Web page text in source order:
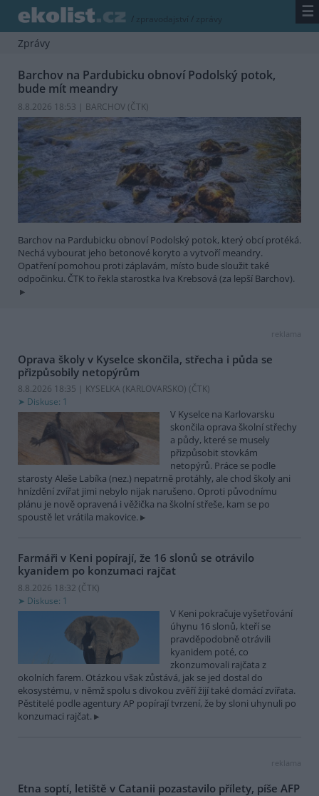
/ zpravodajství / zprávy ☰
Zprávy
Barchov na Pardubicku obnoví Podolský potok,
bude mít meandry
8.8.2026 18:53 | BARCHOV (ČTK)
Barchov na Pardubicku obnoví Podolský potok, který obcí protéká.
Nechá vybourat jeho betonové koryto a vytvoří meandry.
Opatření pomohou proti záplavám, místo bude sloužit také
odpočinku. ČTK to řekla starostka Iva Krebsová (za lepší Barchov).
reklama
Oprava školy v Kyselce skončila, střecha i půda se
přizpůsobily netopýrům
8.8.2026 18:35 | KYSELKA (KARLOVARSKO) (ČTK)
Diskuse: 1
V Kyselce na Karlovarsku
skončila oprava školní střechy
a půdy, které se musely
přizpůsobit stovkám
netopýrů. Práce se podle
starosty Aleše Labíka (nez.) nepatrně protáhly, ale chod školy ani
hnízdění zvířat jimi nebylo nijak narušeno. Oproti původnímu
plánu je nově opravená i věžička na školní střeše, kam se po
spoustě let vrátila makovice.
Farmáři v Keni popírají, že 16 slonů se otrávilo
kyanidem po konzumaci rajčat
8.8.2026 18:32 (ČTK)
Diskuse: 1
V Keni pokračuje vyšetřování
úhynu 16 slonů, kteří se
pravděpodobně otrávili
kyanidem poté, co
zkonzumovali rajčata z
okolních farem. Otázkou však zůstává, jak se jed dostal do
ekosystému, v němž spolu s divokou zvěří žijí také domácí zvířata.
Pěstitelé podle agentury AP popírají tvrzení, že by sloni uhynuli po
konzumaci rajčat.
reklama
Etna soptí, letiště v Catanii pozastavilo přílety, píše AFP